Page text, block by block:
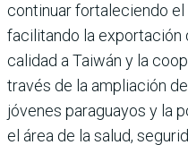
continuar fortaleciendo
facilitando la exportación
calidad a Taiwán y la
través de la ampliación
jóvenes paraguayos y la
el área de la salud,